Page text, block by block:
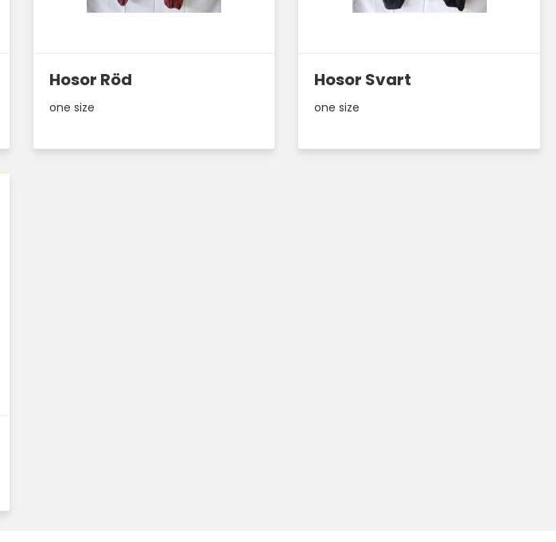
Hosor Röd
one size
Hosor Svart
one size